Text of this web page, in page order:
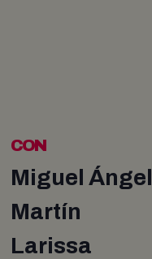
CON
Miguel Ángel
Martín
Larissa